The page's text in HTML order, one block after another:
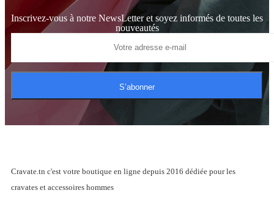
Inscrivez-vous à notre NewsLetter et soyez informés de toutes les
nouveautés
S’abonner
Cravate.tn c'est votre boutique en ligne depuis 2016 dédiée pour les
cravates et accessoires hommes